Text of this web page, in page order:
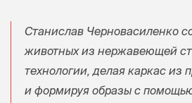
Станислав Черновасиленко
животных из нержавеющей
технологии, делая каркас из
и формируя образы с